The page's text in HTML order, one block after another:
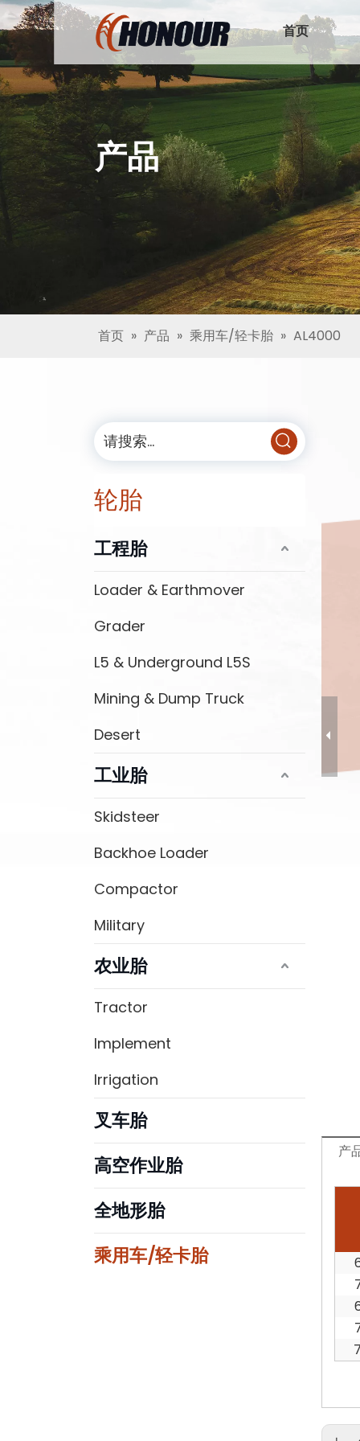
首页
产品
首页 » 产品 » 乘用车/轻卡胎 » AL4000
轮胎
工程胎
Loader & Earthmover
Grader
L5 & Underground L5S
Mining & Dump Truck
Desert
工业胎
Skidsteer
Backhoe Loader
Compactor
Military
农业胎
Tractor
Implement
Irrigation
叉车胎
高空作业胎
全地形胎
乘用车/轻卡胎
产